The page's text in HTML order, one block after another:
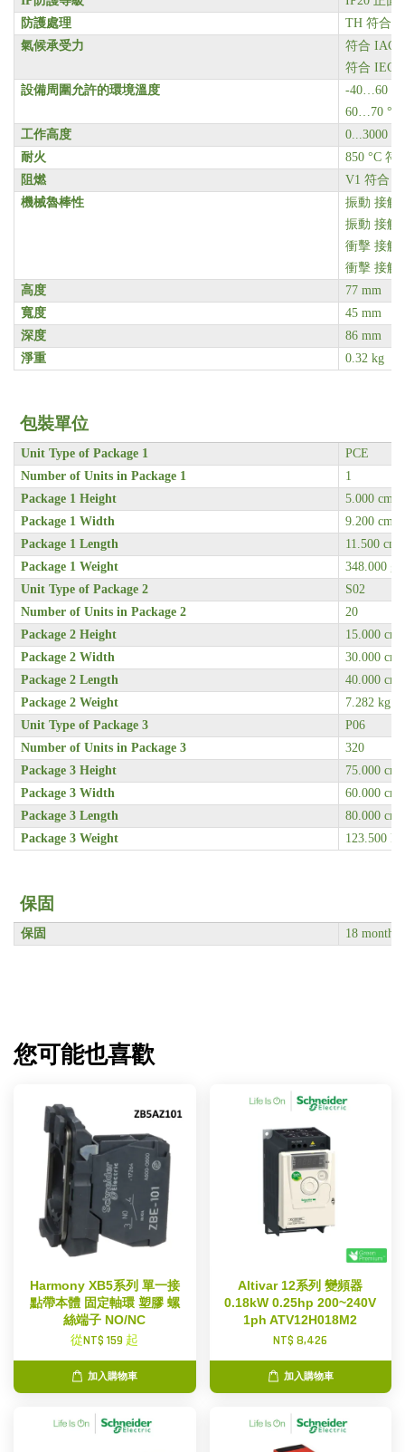
防護處理
TH 符合
氣候承受力
符合
符合 IEC
設備周圍允許的環境溫度
-40…60 °C
60…70 °C
工作高度
0...3000 m
耐火
850 °C 符
阻燃
V1 符合
機械魯棒性
振動 接觸
振動 接觸
衝擊 接觸
衝擊 接觸
高度
77 mm
寬度
45 mm
深度
86 mm
淨重
0.32 kg
包裝單位
Unit Type of Package 1
PCE
Number of Units in Package 1
1
Package 1 Height
5.000 cm
Package 1 Width
9.200 cm
Package 1 Length
11.500 cm
Package 1 Weight
348.000 g
Unit Type of Package 2
S02
Number of Units in Package 2
20
Package 2 Height
15.000 cm
Package 2 Width
30.000 cm
Package 2 Length
40.000 cm
Package 2 Weight
7.282 kg
Unit Type of Package 3
P06
Number of Units in Package 3
320
Package 3 Height
75.000 cm
Package 3 Width
60.000 cm
Package 3 Length
80.000 cm
Package 3 Weight
123.500 kg
保固
保固 18 months
您可能也喜歡
Harmony XB5系列 單一接
點帶本體 固定軸環 塑膠 螺
絲端子 NO/NC
從NT$ 159 起
加入購物車
Altivar 12系列 變頻器
0.18kW 0.25hp 200~240V
1ph ATV12H018M2
NT$ 8,426
加入購物車